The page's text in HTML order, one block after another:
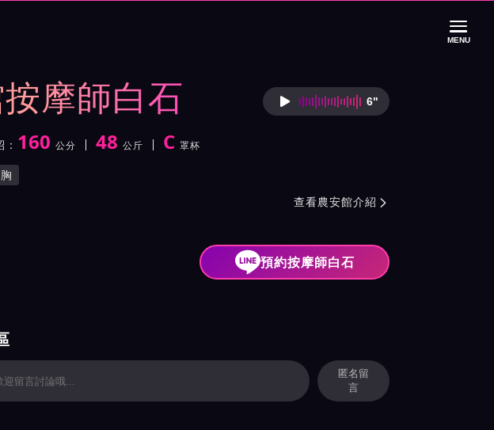
MENU
摩師白石 按摩師白石語音介
6"
身高
160 公分
體重 48 公斤
罩杯 C 罩杯
務風格與特色
屬按摩會館介紹與班表 查看農安館介紹 
預約按摩師白石
匿名留
言